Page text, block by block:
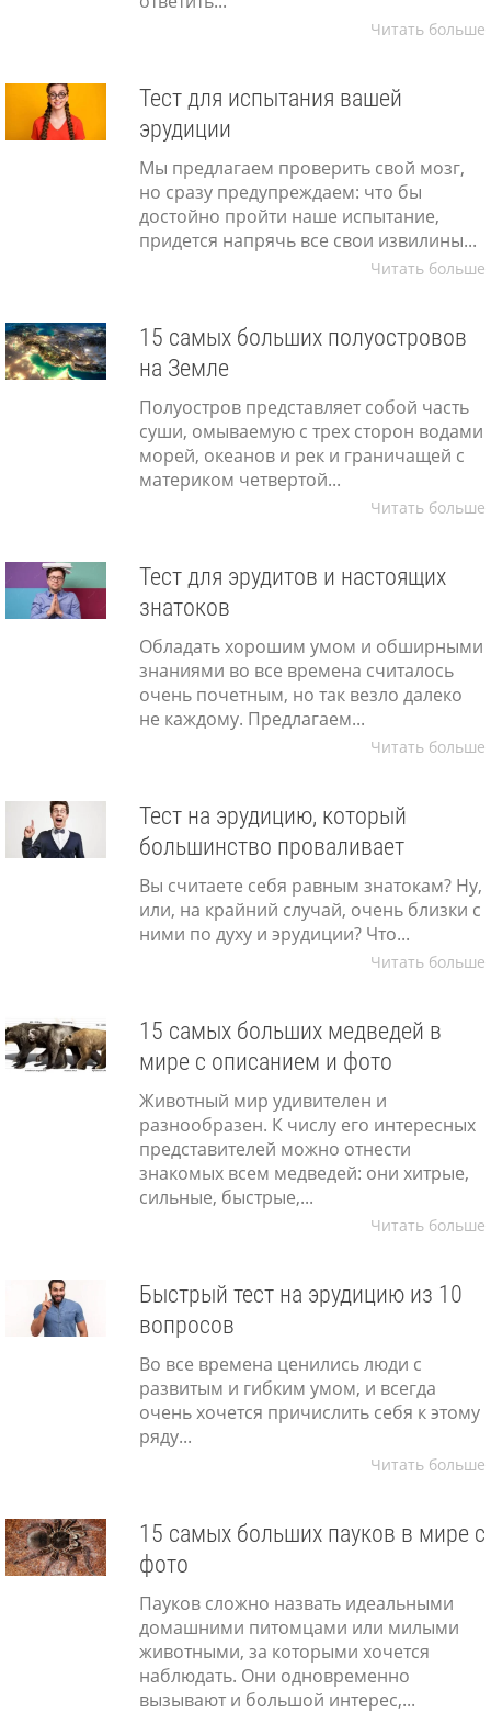
Читать больше
Тест для испытания вашей
эрудиции
Мы предлагаем проверить свой мозг,
но сразу предупреждаем: что бы
достойно пройти наше испытание,
придется напрячь все свои извилины...
Читать больше
15 самых больших полуостровов
на Земле
Полуостров представляет собой часть
суши, омываемую с трех сторон водами
морей, океанов и рек и граничащей с
материком четвертой...
Читать больше
Тест для эрудитов и настоящих
знатоков
Обладать хорошим умом и обширными
знаниями во все времена считалось
очень почетным, но так везло далеко
не каждому. Предлагаем...
Читать больше
Тест на эрудицию, который
большинство проваливает
Вы считаете себя равным знатокам? Ну,
или, на крайний случай, очень близки с
ними по духу и эрудиции? Что...
Читать больше
15 самых больших медведей в
мире с описанием и фото
Животный мир удивителен и
разнообразен. К числу его интересных
представителей можно отнести
знакомых всем медведей: они хитрые,
сильные, быстрые,...
Читать больше
Быстрый тест на эрудицию из 10
вопросов
Во все времена ценились люди с
развитым и гибким умом, и всегда
очень хочется причислить себя к этому
ряду...
Читать больше
15 самых больших пауков в мире с
фото
Пауков сложно назвать идеальными
домашними питомцами или милыми
животными, за которыми хочется
наблюдать. Они одновременно
вызывают и большой интерес,...